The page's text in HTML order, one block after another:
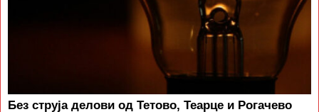
Без струја делови од Тетово, Теарце и Рогачево